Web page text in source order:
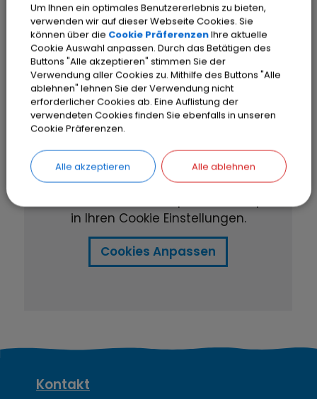
OpenStreetMap wird
derzeit nicht angezeigt
in Ihren Cookie Einstellungen.
Cookies Anpassen
K
Kontakt
Um Ihnen ein optimales Benutzererlebnis zu bieten,
verwenden wir auf dieser Webseite Cookies. Sie
können über die Cookie PräferenzenIhre aktuelle
Cookie Auswahl anpassen. Durch das Betätigen des
Buttons "Alle akzeptieren" stimmen Sie der
Verwendung aller Cookies zu. Mithilfe des Buttons "Alle
ablehnen" lehnen Sie der Verwendung nicht
erforderlicher Cookies ab. Eine Auflistung der
verwendeten Cookies finden Sie ebenfalls in unseren
Cookie Präferenzen.
Alle akzeptieren Alle ablehnen